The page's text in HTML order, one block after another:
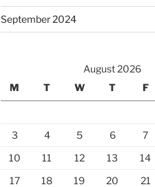
September 2024
August 2026
M
T W T F
3
4 5 6 7
10
11 12 13 14
17
18 19 20 21